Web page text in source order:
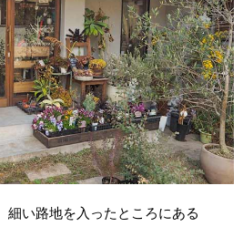
細い路地を入ったところにある